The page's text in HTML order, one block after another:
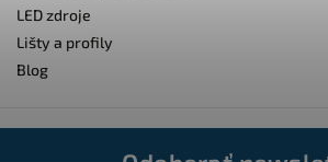
LED zdroje
Lišty a profily
Blog